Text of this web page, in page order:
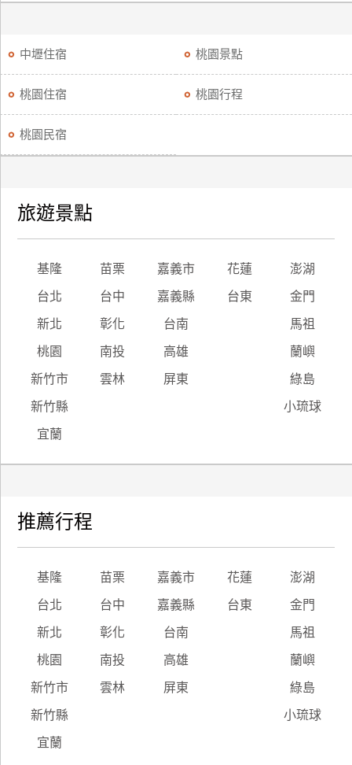
中壢住宿 桃園景點
桃園住宿 桃園行程
桃園民宿
旅遊景點
基隆 苗栗 嘉義市 花蓮 澎湖
台北 台中 嘉義縣 台東 金門
新北 彰化 台南 馬祖
桃園 南投 高雄 蘭嶼
新竹市 雲林 屏東 綠島
新竹縣 小琉球
宜蘭
推薦行程
基隆 苗栗 嘉義市 花蓮 澎湖
台北 台中 嘉義縣 台東 金門
新北 彰化 台南 馬祖
桃園 南投 高雄 蘭嶼
新竹市 雲林 屏東 綠島
新竹縣 小琉球
宜蘭